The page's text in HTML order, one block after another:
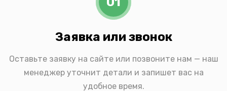
Заявка или звонок
Оставьте заявку на сайте или позвоните нам — наш
менеджер уточнит детали и запишет вас на
удобное время.